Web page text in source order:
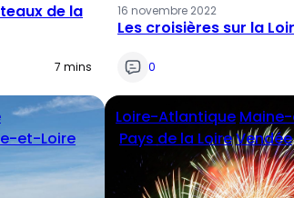
de la
7 mins
16 novembre 2022
Les croisières sur la
0
et-Loire
Loire-Atlantique
Pays de la LoireVendée